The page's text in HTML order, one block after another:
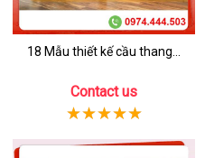
18 Mẫu thiết kế cầu thang...
Contact us